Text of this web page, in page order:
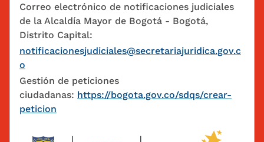
Correo electrónico de notificaciones judiciales
de la Alcaldía Mayor de Bogotá - Bogotá,
Distrito Capital:
notificacionesjudiciales@secretariajuridica.gov.c
o
Gestión de peticiones
ciudadanas: https://bogota.gov.co/sdqs/crear-
peticion